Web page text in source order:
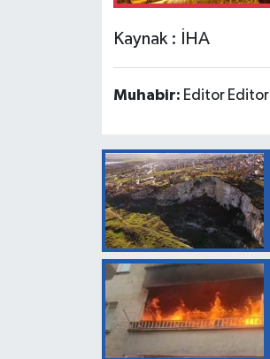
Kaynak : İHA
Muhabir: Editor Editor